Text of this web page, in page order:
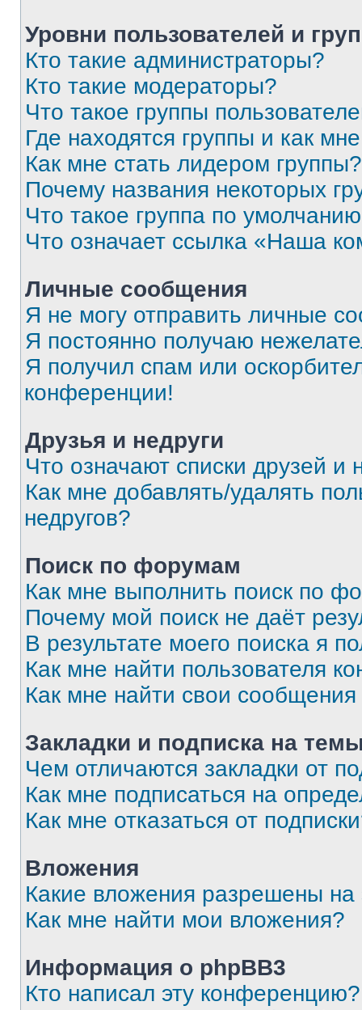
Уровни пользователей и
Кто такие администраторы?
Кто такие модераторы?
Что такое группы
Где находятся группы и как
Как мне стать лидером группы?
Почему названия некоторых
Что такое группа по
Что означает ссылка «Наша
Личные сообщения
Я не могу отправить личные
Я постоянно получаю
Я получил спам или
конференции!
Друзья и недруги
Что означают списки друзей и
Как мне добавлять/удалять
недругов?
Поиск по форумам
Как мне выполнить поиск по
Почему мой поиск не даёт
В результате моего поиска я
Как мне найти пользователя
Как мне найти свои
Закладки и подписка на
Чем отличаются закладки от
Как мне подписаться на
Как мне отказаться от
Вложения
Какие вложения разрешены
Как мне найти мои вложения?
Информация о phpBB3
Кто написал эту конференцию?